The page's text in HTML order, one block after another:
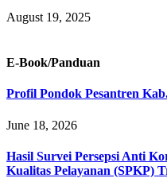
August 19, 2025
E-Book/Panduan
Profil Pondok Pesantren
June 18, 2026
Hasil Survei Persepsi Anti
Kualitas Pelayanan (SPKP)